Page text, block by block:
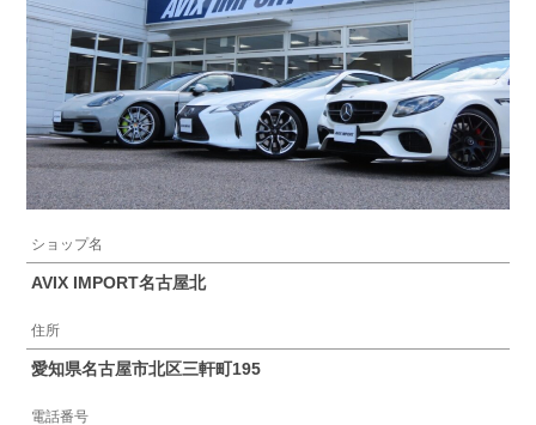
ショップ名
AVIX IMPORT名古屋北
住所
愛知県名古屋市北区三軒町195
電話番号